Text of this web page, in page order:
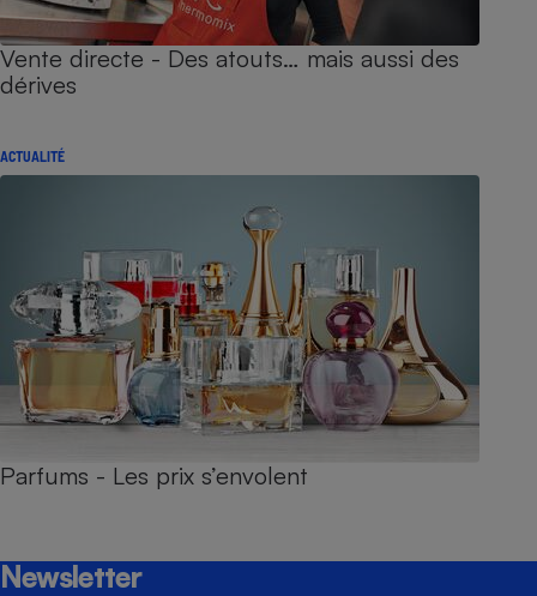
Vente directe - Des atouts… mais aussi des
dérives
ACTUALITÉ
Parfums - Les prix s’envolent
Newsletter